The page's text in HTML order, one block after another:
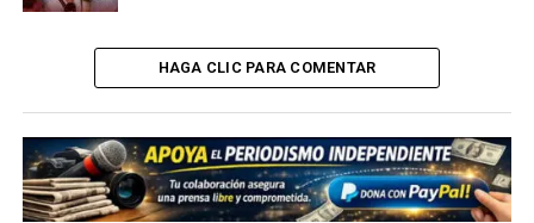
HAGA CLIC PARA COMENTAR